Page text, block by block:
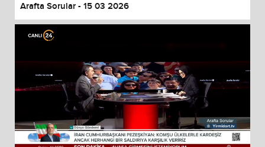
Arafta Sorular - 15 03 2026